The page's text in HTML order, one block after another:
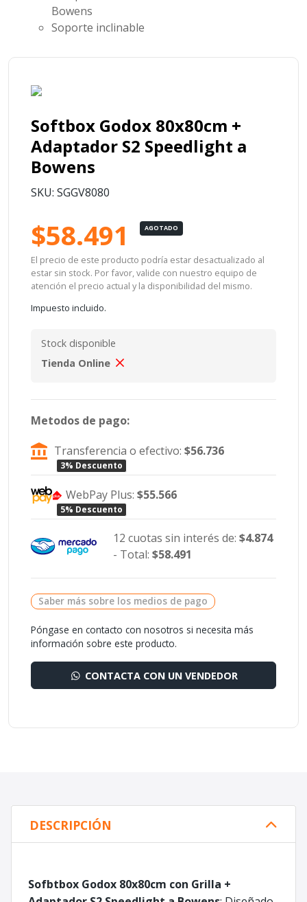
Bowens
Soporte inclinable
Softbox Godox 80x80cm +
Adaptador S2 Speedlight a
Bowens
SKU: SGGV8080
$58.491 AGOTADO
El precio de este producto podría estar desactualizado al
estar sin stock. Por favor, valide con nuestro equipo de
atención el precio actual y la disponibilidad del mismo.
Impuesto incluido.
Stock disponible
Tienda Online
Metodos de pago:
Transferencia o efectivo:$56.736
3% Descuento
WebPay Plus:$55.566
5% Descuento
12 cuotas sin interés de: $4.874
- Total: $58.491
Saber más sobre los medios de pago
Póngase en contacto con nosotros si necesita más
información sobre este producto.
CONTACTA CON UN VENDEDOR
DESCRIPCIÓN
Sofbtbox Godox 80x80cm con Grilla +